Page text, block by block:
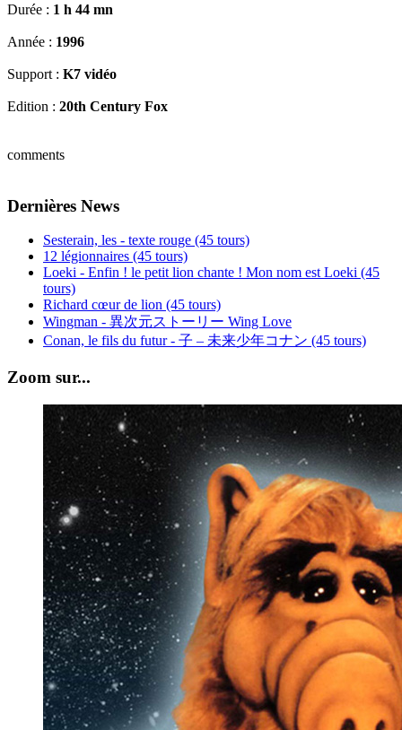
Durée : 1 h 44 mn
Année : 1996
Support : K7 vidéo
Edition : 20th Century Fox
comments
Dernières News
Sesterain, les - texte rouge (45 tours)
12 légionnaires (45 tours)
Loeki - Enfin ! le petit lion chante ! Mon nom est Loeki (45
tours)
Richard cœur de lion (45 tours)
Wingman - 異次元ストーリー Wing Love
Conan, le fils du futur - 子 – 未来少年コナン (45 tours)
Zoom sur...